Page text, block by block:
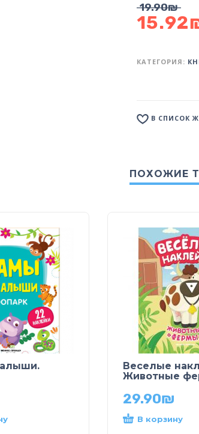
19.90₪
15.92
КАТЕГОРИЯ:
В СПИСОК
ПОХОЖИЕ
Веселые
Животные
29.90₪
В корзину